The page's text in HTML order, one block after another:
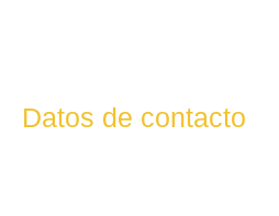
Datos de contacto